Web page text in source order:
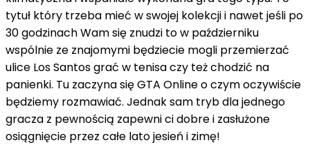
tytuł który trzeba mieć w swojej kolekcji i nawet jeśli po
30 godzinach Wam się znudzi to w październiku
wspólnie ze znajomymi będziecie mogli przemierzać
ulice Los Santos grać w tenisa czy też chodzić na
panienki. Tu zaczyna się GTA Online o czym oczywiście
będziemy rozmawiać. Jednak sam tryb dla jednego
gracza z pewnością zapewni ci dobre i zasłużone
osiągnięcie przez całe lato jesień i zimę!